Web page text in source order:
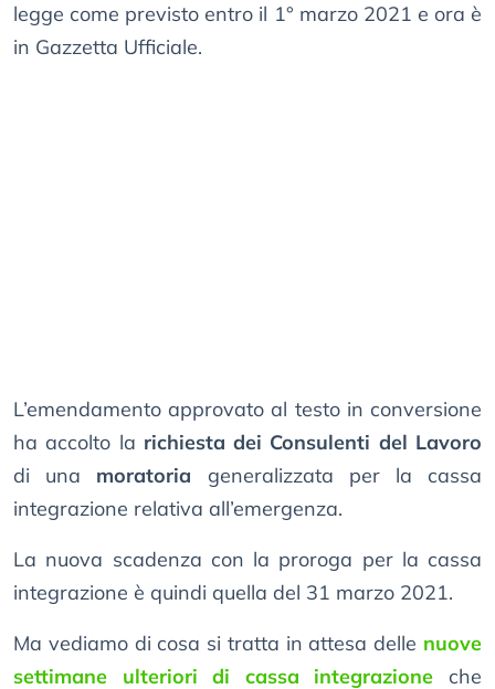
legge come previsto entro il 1° marzo 2021 e ora è
in Gazzetta Ufficiale.
L’emendamento approvato al testo in conversione
ha accolto la richiesta dei Consulenti del Lavoro
di una moratoria generalizzata per la cassa
integrazione relativa all’emergenza.
La nuova scadenza con la proroga per la cassa
integrazione è quindi quella del 31 marzo 2021.
Ma vediamo di cosa si tratta in attesa delle nuove
settimane ulteriori di cassa integrazione che